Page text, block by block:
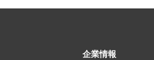
企業情報